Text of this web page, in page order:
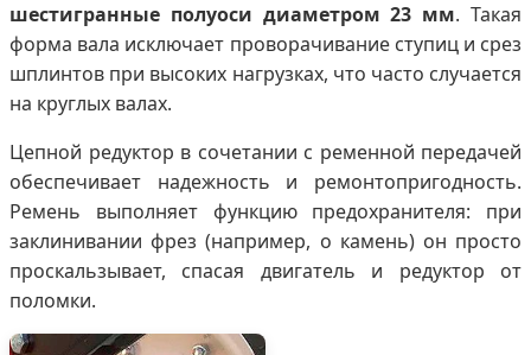
шестигранные полуоси диаметром 23 мм. Такая
форма вала исключает проворачивание ступиц и срез
шплинтов при высоких нагрузках, что часто случается
на круглых валах.
Цепной редуктор в сочетании с ременной передачей
обеспечивает надежность и ремонтопригодность.
Ремень выполняет функцию предохранителя: при
заклинивании фрез (например, о камень) он просто
проскальзывает, спасая двигатель и редуктор от
поломки.